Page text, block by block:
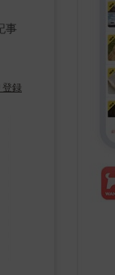
事
登録